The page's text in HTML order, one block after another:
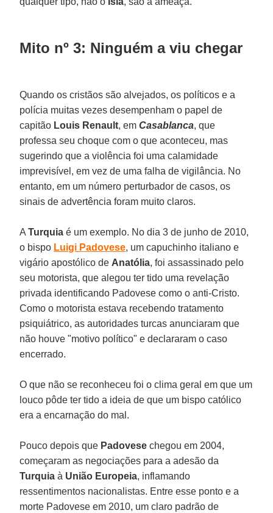
Mito nº 3: Ninguém a viu chegar
Quando os cristãos são alvejados, os políticos e a
polícia muitas vezes desempenham o papel de
capitão Louis Renault, emCasablanca, que
professa seu choque com o que aconteceu, mas
sugerindo que a violência foi uma calamidade
imprevisível, em vez de uma falha de vigilância. No
entanto, em um número perturbador de casos, os
sinais de advertência foram muito claros.
ATurquiaé um exemplo. No dia 3 de junho de 2010,
o bispo Luigi Padovese, um capuchinho italiano e
vigário apostólico de Anatólia, foi assassinado pelo
seu motorista, que alegou ter tido uma revelação
privada identificando Padovese como o anti-Cristo.
Como o motorista estava recebendo tratamento
psiquiátrico, as autoridades turcas anunciaram que
não houve "motivo político" e declararam o caso
encerrado.
O que não se reconheceu foi o clima geral em que um
louco pôde ter tido a ideia de que um bispo católico
era a encarnação do mal.
Pouco depois que Padovesechegou em 2004,
começaram as negociações para a adesão da
Turquiaà União Europeia, inflamando
ressentimentos nacionalistas. Entre esse ponto e a
morte Padovese em 2010, um claro padrão de